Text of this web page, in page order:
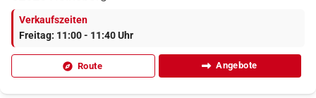
Verkaufszeiten
Freitag: 11:00 - 11:40 Uhr
Route Angebote